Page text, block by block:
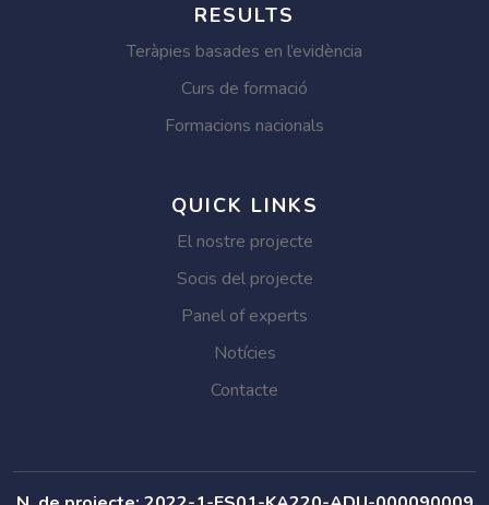
RESULTS
Teràpies basades en l’evidència
Curs de formació
Formacions nacionals
QUICK LINKS
El nostre projecte
Socis del projecte
Panel of experts
Notícies
Contacte